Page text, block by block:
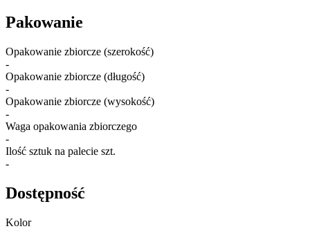
Pakowanie
Opakowanie zbiorcze (szerokość)
-
Opakowanie zbiorcze (długość)
-
Opakowanie zbiorcze (wysokość)
-
Waga opakowania zbiorczego
-
Ilość sztuk na palecie szt.
-
Dostępność
Kolor